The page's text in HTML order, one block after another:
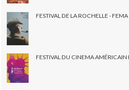
FESTIVAL DE LA ROCHELLE -
FESTIVAL DU CINEMA